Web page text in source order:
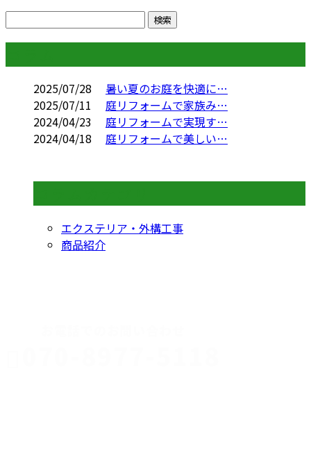
2025/07/28
暑い夏のお庭を快適に…
2025/07/11
庭リフォームで家族み…
2024/04/23
庭リフォームで実現す…
2024/04/18
庭リフォームで美しい…
エクステリア・外構工事
商品紹介